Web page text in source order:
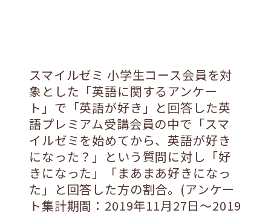
スマイルゼミ 小学生コース会員を対
象とした「英語に関するアンケー
ト」で「英語が好き」と回答した英
語プレミアム受講会員の中で「スマ
イルゼミを始めてから、英語が好き
になった？」という質問に対し「好
きになった」「まあまあ好きになっ
た」と回答した方の割合。(アンケー
ト集計期間：2019年11月27日〜2019